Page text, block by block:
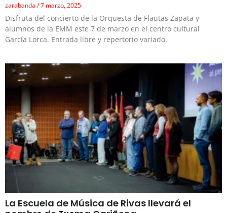
zarabanda 7 marzo, 2025
Disfruta del concierto de la Orquesta de Flautas Zapata y
alumnos de la EMM este 7 de marzo en el centro cultural
García Lorca. Entrada libre y repertorio variado.
La Escuela de Música de Rivas llevará el